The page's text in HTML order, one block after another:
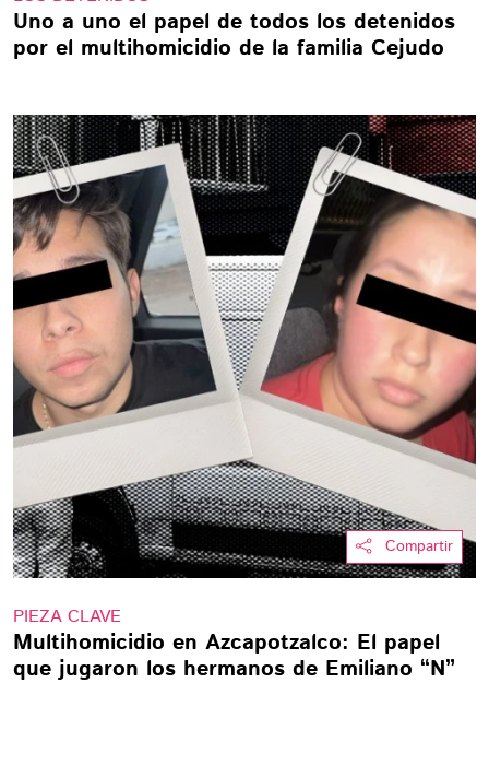
Uno a uno el papel de todos los detenidos
por el multihomicidio de la familia Cejudo
Compartir
PIEZA CLAVE
Multihomicidio en Azcapotzalco: El papel
que jugaron los hermanos de Emiliano “N”